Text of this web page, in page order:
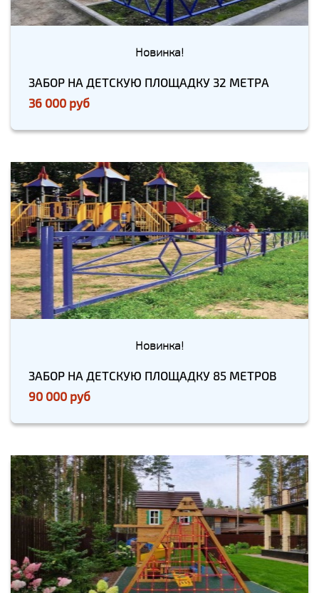
Новинка!
ЗАБОР НА ДЕТСКУЮ ПЛОЩАДКУ 32 МЕТРА
36 000 руб
Новинка!
ЗАБОР НА ДЕТСКУЮ ПЛОЩАДКУ 85 МЕТРОВ
90 000 руб